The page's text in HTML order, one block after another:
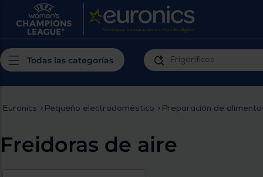
Personaliza tu
ti y con mejor plazo de entrega
Todas las categorías
Euronics > Pequeño electrodoméstico > Preparación de
Freidoras de aire